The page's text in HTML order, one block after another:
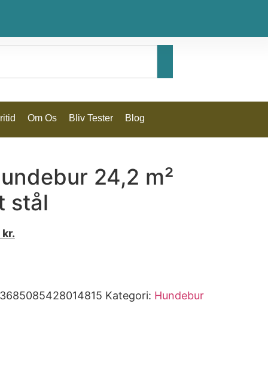
Om Os Bliv Tester Blog
24,2 m²
stål
kr.
Kategori: Hundebur